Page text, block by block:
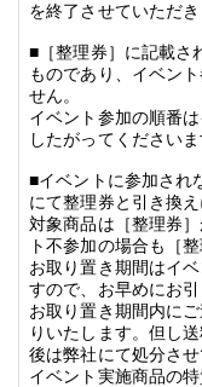
を終了させていただき
■ ［整理券］に記載
ものであり、イベン
せん。
イベント参加の順番
したがってください
■イベントに参加され
にて整理券と引き換
対象商品は［整理券
ト不参加の場合も［
お取り置き期間はイ
すので、お早めにお
お取り置き期間内に
りいたします。但し
後は弊社にて処分させ
イベント実施商品の